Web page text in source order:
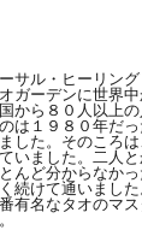
サル・ヒーリン
ガーデンに世界
から８０人以上の
は１９８０年だ
した。そのころ
いました。二人
んど分からなか
続けて通いました
有名なタオのマス